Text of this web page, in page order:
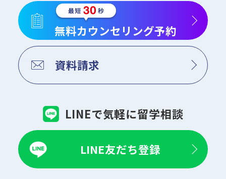
無料カウンセリング予約
資料請求
LINEで気軽に留学相談
LINE友だち登録